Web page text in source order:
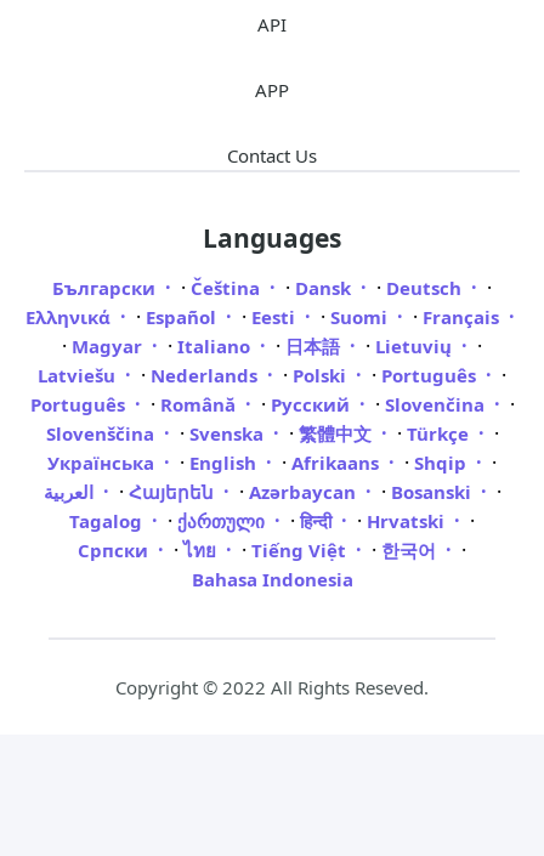
API
APP
Contact Us
Languages
Български · Čeština · Dansk · Deutsch ·
Ελληνικά · Español · Eesti · Suomi · Français
· Magyar · Italiano · 日本語 · Lietuvių ·
Latviešu · Nederlands · Polski · Português ·
Português · Română · Русский · Slovenčina ·
Slovenščina · Svenska · 繁體中文 · Türkçe ·
Українська · English · Afrikaans · Shqip ·
العربية · Հայերեն · Azərbaycan · Bosanski ·
Tagalog · ქართული · हिन्दी · Hrvatski ·
Српски ·ไทย · Tiếng Việt · 한국어 ·
Bahasa Indonesia
Copyright © 2022 All Rights Reseved.